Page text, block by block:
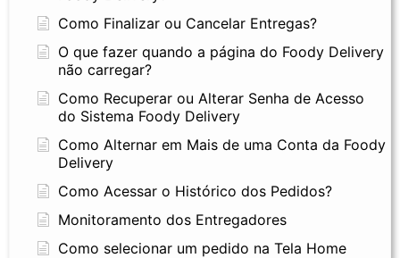
Como Finalizar ou Cancelar Entregas?
O que fazer quando a página do Foody Delivery
não carregar?
Como Recuperar ou Alterar Senha de Acesso
do Sistema Foody Delivery
Como Alternar em Mais de uma Conta da Foody
Delivery
Como Acessar o Histórico dos Pedidos?
Monitoramento dos Entregadores
Como selecionar um pedido na Tela Home